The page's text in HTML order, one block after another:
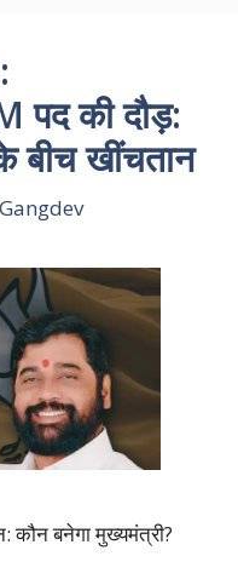
की दौड़:
बीच खींचतान
बनेगा मुख्यमंत्री?